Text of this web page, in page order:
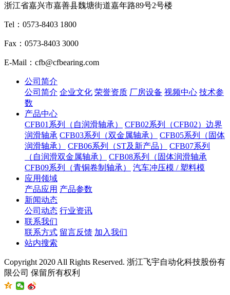
浙江省嘉兴市嘉善县魏塘街道嘉年路89号2号楼
Tel：0573-8403 1800
Fax：0573-8403 3000
E-Mail：cfb@cfbearing.com
公司简介
公司简介 企业文化 荣誉资质 厂房设备 视频中心 技术参
数
产品中心
CFB01系列（自润滑轴承）
CFB02系列（CFB02）边界
润滑轴承 CFB03系列（双金属轴承）
CFB05系列（固体
润滑轴承）
CFB06系列（ST及新产品）
CFB07系列
（自润滑双金属轴承）
CFB08系列（固体润滑轴承
CFB09系列（青铜卷制轴承）
汽车冲压模 / 塑料模
应用领域
产品应用 产品参数
新闻动态
公司动态 行业资讯
联系我们
联系方式 留言反馈 加入我们
站内搜索
Copyright 2020 All Rights Reserved. 浙江飞宇自动化科技股份有
限公司 保留所有权利